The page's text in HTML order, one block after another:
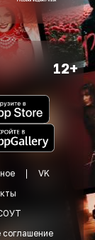
12+
VK
соглашение